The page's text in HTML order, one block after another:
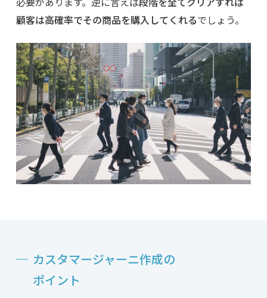
顧客は高確率でその商品を購入してくれるでしょう。
カスタマージャーニ作成の
ポイント